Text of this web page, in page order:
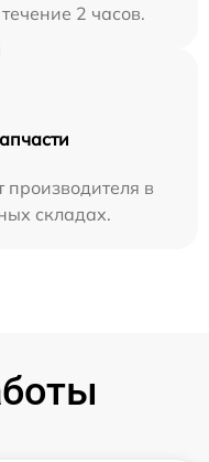
2 часов.
производителя в
складах.